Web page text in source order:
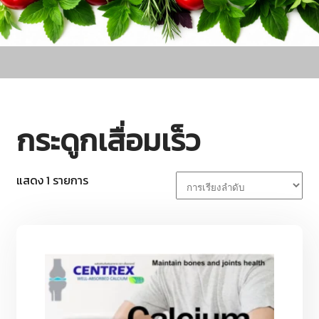
กระดูกเสื่อมเร็ว
แสดง 1 รายการ